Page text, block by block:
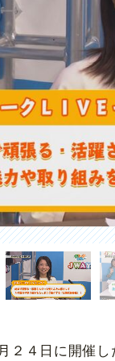
２４日に開催し